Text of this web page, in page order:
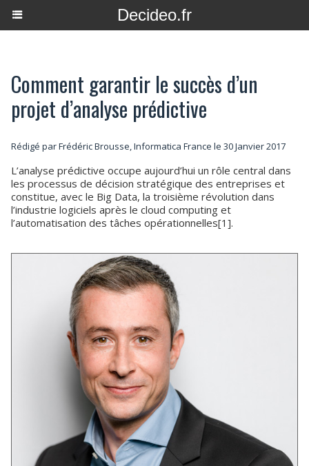
Decideo.fr
Comment garantir le succès d’un
projet d’analyse prédictive
Rédigé par Frédéric Brousse, Informatica France le 30 Janvier 2017
L’analyse prédictive occupe aujourd’hui un rôle central dans
les processus de décision stratégique des entreprises et
constitue, avec le Big Data, la troisième révolution dans
l’industrie logiciels après le cloud computing et
l’automatisation des tâches opérationnelles[1].